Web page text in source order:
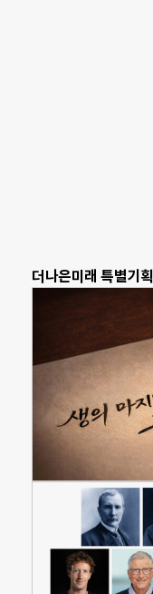
더나은미래 특별기획